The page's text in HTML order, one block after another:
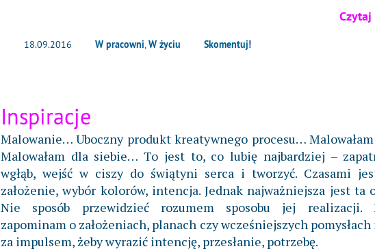
18.09.2016 W pracowni,W życiu Skomentuj!
Inspiracje
Malowanie… Uboczny produkt kreatywnego procesu…
Malowałam dla siebie… To jest to, co lubię najbardziej –
wgłąb, wejść w ciszy do świątyni serca i tworzyć. Czasami
założenie, wybór kolorów, intencja. Jednak najważniejsza jest ta
Nie sposób przewidzieć rozumem sposobu jej realizacji.
zapominam o założeniach, planach czy wcześniejszych
za impulsem, żeby wyrazić intencję, przesłanie, potrzebę.